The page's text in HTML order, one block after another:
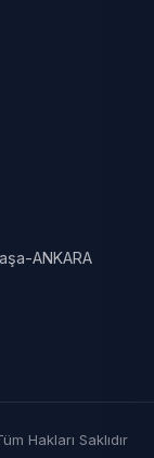
ANKARA
Hakları Saklıdır